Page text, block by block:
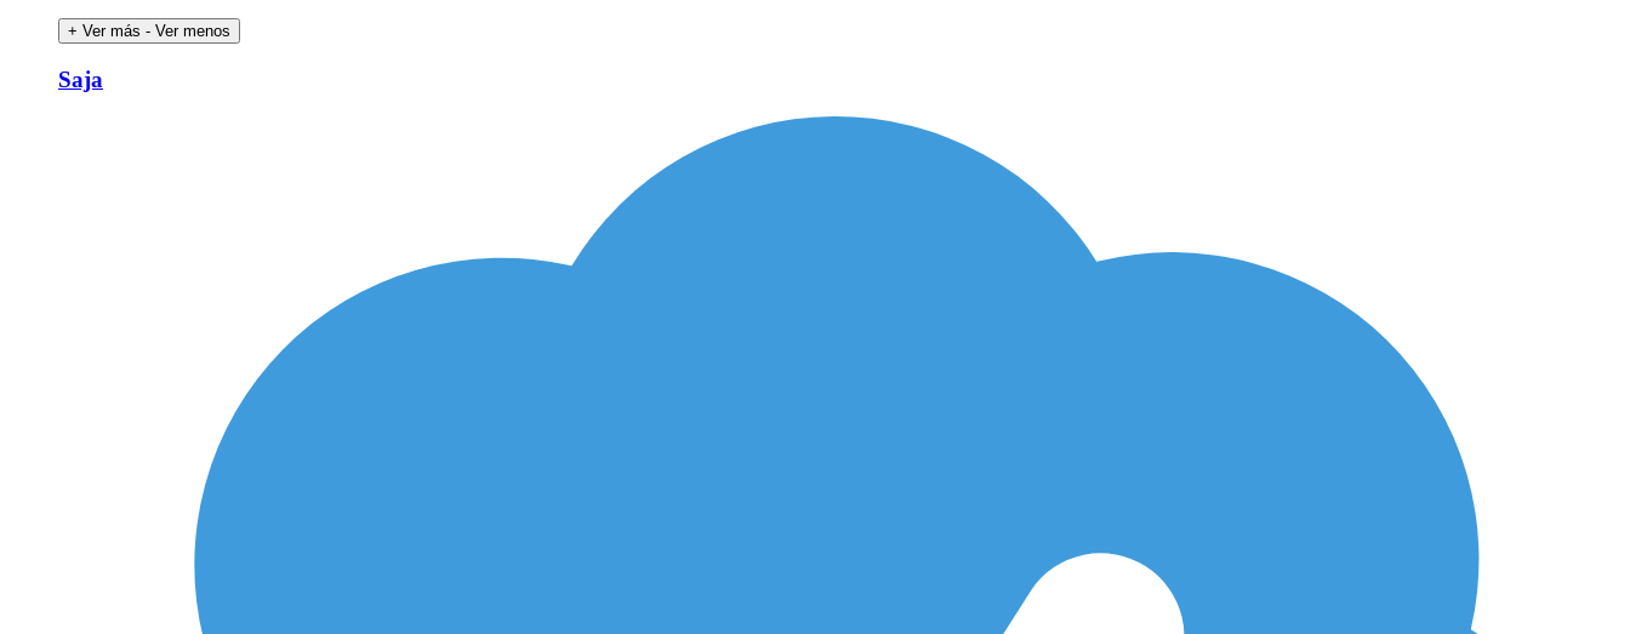
+ Ver más - Ver menos
Saja